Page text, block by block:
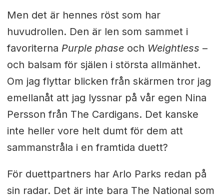
Men det är hennes röst som har
huvudrollen. Den är len som sammet i
favoriterna Purple phaseoch Weightless –
och balsam för själen i största allmänhet.
Om jag flyttar blicken från skärmen tror jag
emellanåt att jag lyssnar på vår egen Nina
Persson från The Cardigans. Det kanske
inte heller vore helt dumt för dem att
sammanstråla i en framtida duett?
För duettpartners har Arlo Parks redan på
sin radar. Det är inte bara The National som